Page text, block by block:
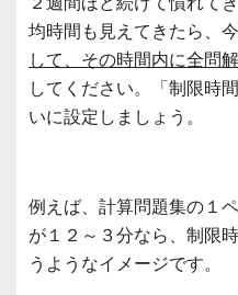
均時間も見えてきたら、
して、その時間内に全問
してください。「制限時
いに設定しましょう。
例えば、計算問題集の１
が１２～３分なら、制限
うようなイメージです。